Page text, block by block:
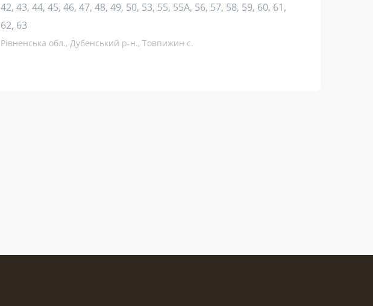
42, 43, 44, 45, 46, 47, 48, 49, 50, 53, 55, 55А, 56, 57, 58, 59, 60, 61,
62, 63
Рівненська обл., Дубенський р-н., Товпижин с.